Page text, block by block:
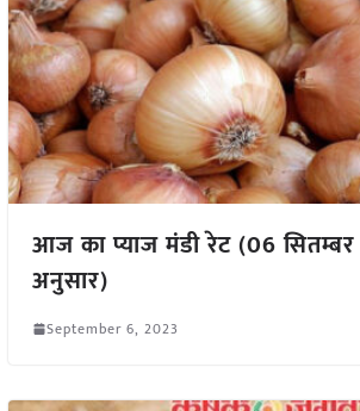
आज का प्याज मंडी रेट (06
अनुसार)
September 6, 2023